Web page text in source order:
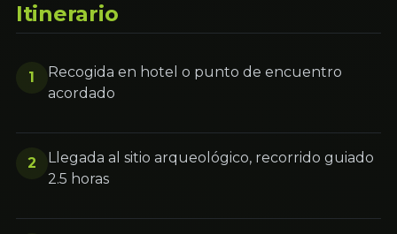
Itinerario
1
Recogida en hotel o punto de encuentro
acordado
2
Llegada al sitio arqueológico, recorrido guiado
2.5 horas